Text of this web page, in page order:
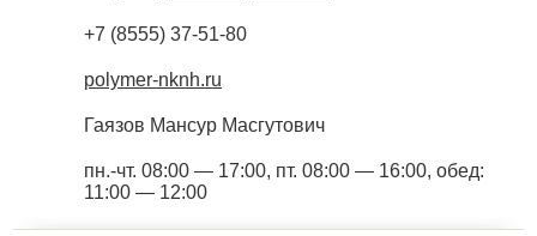
+7 (8555) 37-51-80
polymer-nknh.ru
Гаязов Мансур Масгутович
пн.-чт. 08:00 — 17:00, пт. 08:00 — 16:00, обед:
11:00 — 12:00